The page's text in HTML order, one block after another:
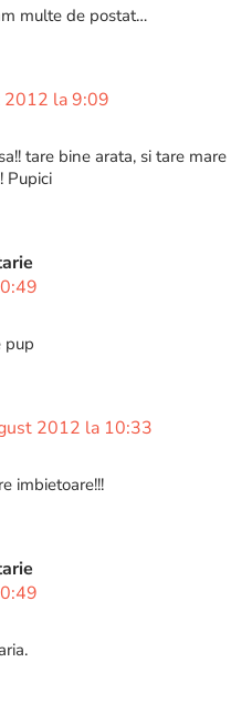
multe de postat…
2012 la 9:09
tare bine arata, si tare mare
Pupici
pup
2012 la 10:33
imbietoare!!!